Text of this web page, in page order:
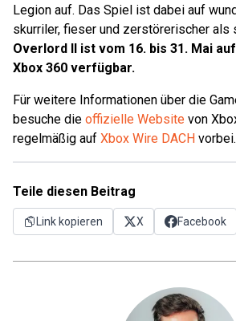
Legion auf. Das Spiel ist dabei auf
skurriler, fieser und zerstörerischer als
Overlord II ist vom 16. bis 31. Mai
Xbox 360 verfügbar.
Für weitere Informationen über die
besuche die offizielle Website von
regelmäßig auf Xbox Wire DACH vorbei.
Teile diesen Beitrag
Link kopieren X Facebook